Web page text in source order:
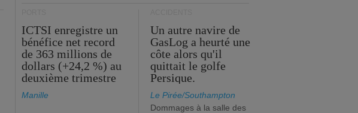
ICTSI enregistre un
bénéfice net record
de 363 millions de
dollars (+24,2 %) au
deuxième trimestre
Manille
Un autre navire de
GasLog a heurté une
côte alors qu'il
quittait le golfe
Persique.
Le Pirée/Southampton
Dommages à la salle des